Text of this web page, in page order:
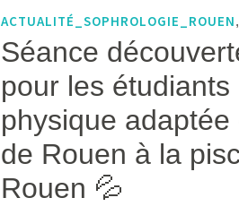
ACTUALITÉ_SOPHROLOGIE_ROUEN,
Séance
pour les
physique adaptée
de Rouen à la
Rouen 💦